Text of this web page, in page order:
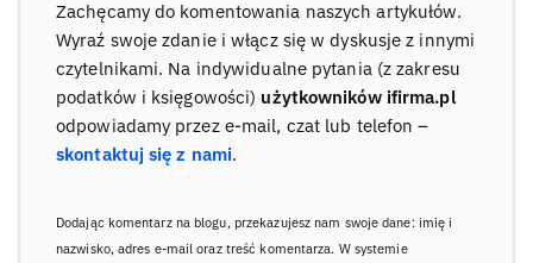
Zachęcamy do komentowania naszych artykułów.
Wyraź swoje zdanie i włącz się w dyskusje z innymi
czytelnikami. Na indywidualne pytania (z zakresu
podatków i księgowości) użytkowników ifirma.pl
odpowiadamy przez e-mail, czat lub telefon –
skontaktuj się z nami.
Dodając komentarz na blogu, przekazujesz nam swoje dane: imię i
nazwisko, adres e-mail oraz treść komentarza. W systemie